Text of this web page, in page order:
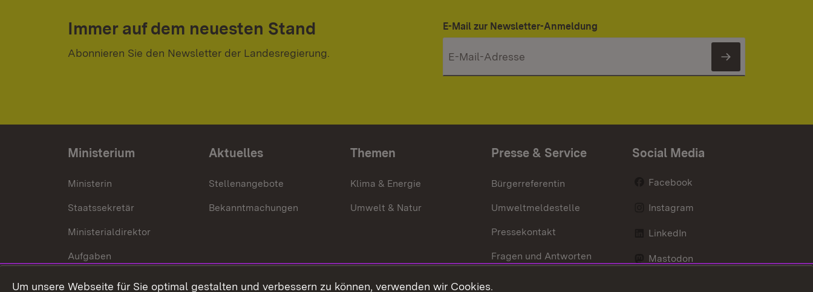
Immer auf dem neuesten Stand
Abonnieren Sie den Newsletter der Landesregierung.
E-Mail zur Newsletter-Anmeldung
Newsletter
Ministerium
Ministerin
Staatssekretär
Ministerialdirektor
Aufgaben
Internationale
Aktuelles
Stellenangebote
Bekanntmachungen
Themen
Klima & Energie
Umwelt & Natur
Presse & Service
Bürgerreferentin
Umweltmeldestelle
Pressekontakt
Fragen und Antworten
Social Media
Facebook
Instagram
LinkedIn
Mastodon
Um unsere Webseite für Sie optimal gestalten und verbessern zu können, verwenden wir Cookies.